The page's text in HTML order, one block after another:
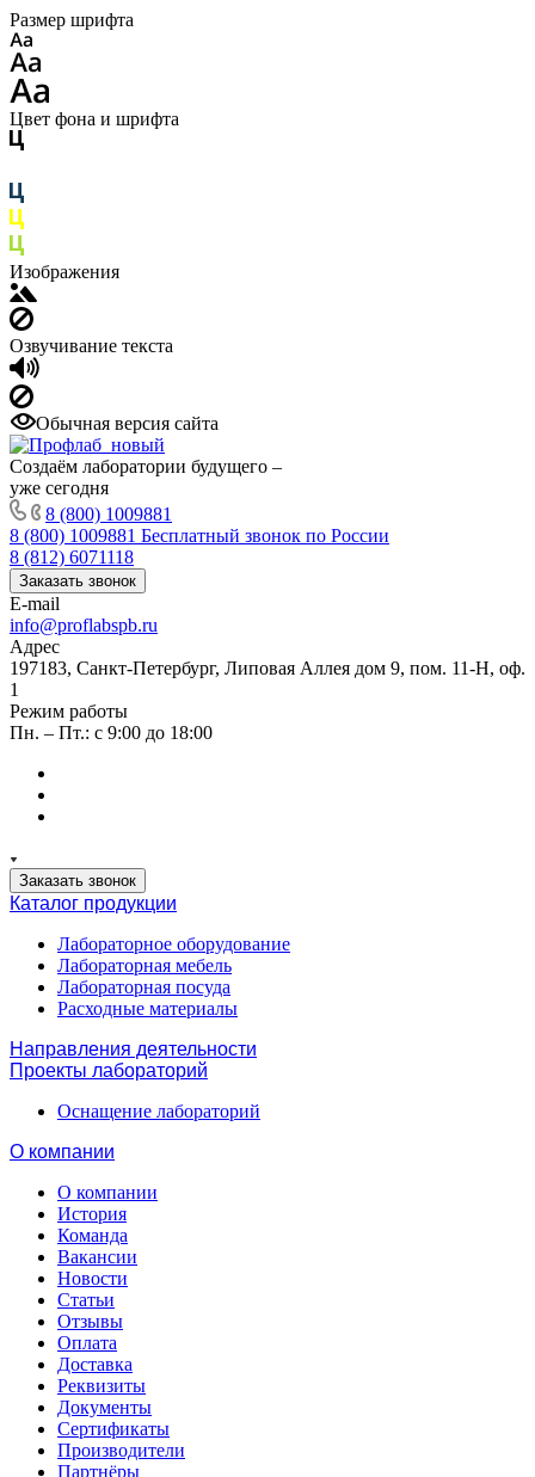
Размер шрифта
Цвет фона и шрифта
Изображения
Озвучивание текста
Обычная версия сайта
Создаём лаборатории будущего –
уже сегодня
8 (800) 1009881
8 (800) 1009881 Бесплатный звонок по России
8 (812) 6071118
Заказать звонок
E-mail
info@proflabspb.ru
Адрес
197183, Санкт-Петербург, Липовая Аллея дом 9, пом. 11-Н, оф.
1
Режим работы
Пн. – Пт.: с 9:00 до 18:00
Заказать звонок
Каталог продукции
Лабораторное оборудование
Лабораторная мебель
Лабораторная посуда
Расходные материалы
Направления деятельности
Проекты лабораторий
Оснащение лабораторий
О компании
О компании
История
Команда
Вакансии
Новости
Статьи
Отзывы
Оплата
Доставка
Реквизиты
Документы
Сертификаты
Производители
Партнёры